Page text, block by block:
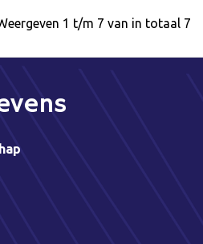
1 t/m 7 van in totaal 7